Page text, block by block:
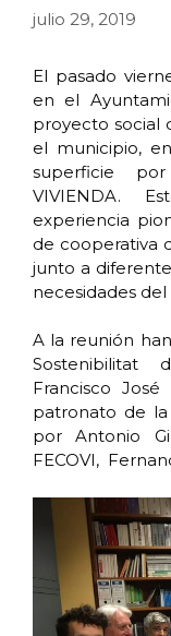
julio 29, 2019
El pasado
en el
proyecto social
el municipio,
superficie
VIVIENDA.
experiencia
de cooperativa
junto a
necesidades
A la reunión
Sostenibilitat
Francisco
patronato de la
por Antonio
FECOVI,